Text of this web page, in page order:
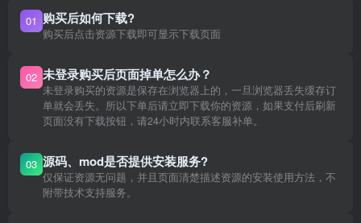
01 购买后如何下载?
购买后点击资源下载即可显示下载页面
02 未登录购买后页面掉单怎么办？
未登录购买的资源是保存在浏览器上的，一旦浏览器丢失缓存订
单就会丢失。所以下单后请立即下载你的资源，如果支付后刷新
页面没有下载按钮，请24小时内联系客服补单。
03 源码、mod是否提供安装服务?
仅保证资源无问题，并且页面清楚描述资源的安装使用方法，不
附带技术支持服务。